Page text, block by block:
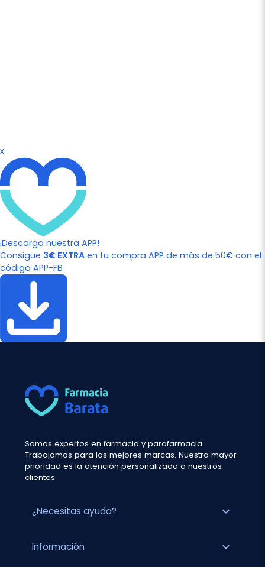
x
¡Descarga nuestra APP!
Consigue 3€ EXTRA en tu compra APP de más de 50€ con el
código APP-FB
Somos expertos en farmacia y parafarmacia.
Trabajamos para las mejores marcas. Nuestra mayor
prioridad es la atención personalizada a nuestros
clientes.
¿Necesitas ayuda? expand_more
Información expand_more